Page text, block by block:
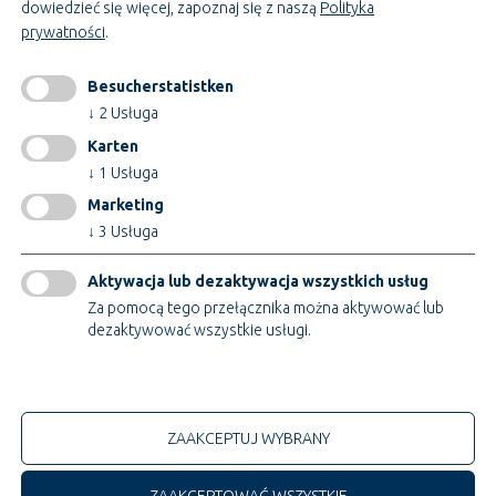
INFORMACJE
impressum
GTC
Ochrona danych
Zmiana ustawień plików cookie
Certyfikaty
© 2026 Teupe Holding GmbH
dowiedzieć się więcej, zapoznaj się z naszą Polityka
prywatności.
Besucherstatistken
↓ 2 Usługa
Karten
↓ 1 Usługa
Marketing
↓ 3 Usługa
Aktywacja lub dezaktywacja wszystkich usług
Za pomocą tego przełącznika można aktywować lub
dezaktywować wszystkie usługi.
ZAAKCEPTUJ WYBRANY